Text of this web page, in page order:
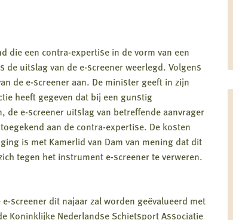
die een contra-expertise in de vorm van een
uitslag van de e-screener weerlegd. Volgens
de e-screener aan. De minister geeft in zijn
heeft gegeven dat bij een gunstig
e-screener uitslag van betreffende aanvrager
aan de contra-expertise. De kosten
is met Kamerlid van Dam van mening dat dit
tegen het instrument e-screener te verweren.
screener dit najaar zal worden geëvalueerd met
Koninklijke Nederlandse Schietsport Associatie